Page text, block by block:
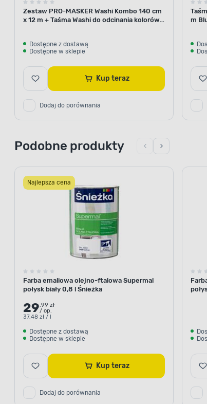
Zestaw PRO-MASKER Washi Kombo 140 cm
x 12 m + Taśma Washi do odcinania kolorów
Dostępne z dostawą
Dostępne w sklepie
Kup teraz
Dodaj do porównania
m
Podobne produkty
Najlepsza cena
Farba emaliowa olejno-ftalowa Supermal
połysk biały 0,8 l Śnieżka
29.99 zł
/ op.
37,48 zł / l
Dostępne z dostawą
Dostępne w sklepie
Kup teraz
Dodaj do porównania